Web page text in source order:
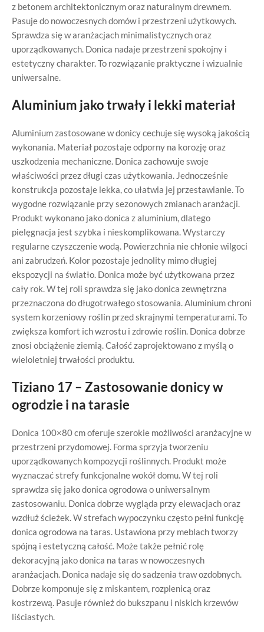
z betonem architektonicznym oraz naturalnym drewnem.
Pasuje do nowoczesnych domów i przestrzeni użytkowych.
Sprawdza się w aranżacjach minimalistycznych oraz
uporządkowanych. Donica nadaje przestrzeni spokojny i
estetyczny charakter. To rozwiązanie praktyczne i wizualnie
uniwersalne.
Aluminium jako trwały i lekki materiał
Aluminium zastosowane w donicy cechuje się wysoką jakością
wykonania. Materiał pozostaje odporny na korozję oraz
uszkodzenia mechaniczne. Donica zachowuje swoje
właściwości przez długi czas użytkowania. Jednocześnie
konstrukcja pozostaje lekka, co ułatwia jej przestawianie. To
wygodne rozwiązanie przy sezonowych zmianach aranżacji.
Produkt wykonano jako donica z aluminium, dlatego
pielęgnacja jest szybka i nieskomplikowana. Wystarczy
regularne czyszczenie wodą. Powierzchnia nie chłonie wilgoci
ani zabrudzeń. Kolor pozostaje jednolity mimo długiej
ekspozycji na światło. Donica może być użytkowana przez
cały rok. W tej roli sprawdza się jako donica zewnętrzna
przeznaczona do długotrwałego stosowania. Aluminium chroni
system korzeniowy roślin przed skrajnymi temperaturami. To
zwiększa komfort ich wzrostu i zdrowie roślin. Donica dobrze
znosi obciążenie ziemią. Całość zaprojektowano z myślą o
wieloletniej trwałości produktu.
Tiziano 17 – Zastosowanie donicy w
ogrodzie i na tarasie
Donica 100×80 cm oferuje szerokie możliwości aranżacyjne w
przestrzeni przydomowej. Forma sprzyja tworzeniu
uporządkowanych kompozycji roślinnych. Produkt może
wyznaczać strefy funkcjonalne wokół domu. W tej roli
sprawdza się jako donica ogrodowa o uniwersalnym
zastosowaniu. Donica dobrze wygląda przy elewacjach oraz
wzdłuż ścieżek. W strefach wypoczynku często pełni funkcję
donica ogrodowa na taras. Ustawiona przy meblach tworzy
spójną i estetyczną całość. Może także pełnić rolę
dekoracyjną jako donica na taras w nowoczesnych
aranżacjach. Donica nadaje się do sadzenia traw ozdobnych.
Dobrze komponuje się z miskantem, rozplenicą oraz
kostrzewą. Pasuje również do bukszpanu i niskich krzewów
liściastych.